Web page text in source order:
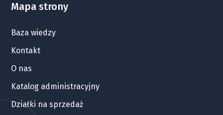
Mapa strony
Baza wiedzy
Kontakt
O nas
Katalog administracyjny
Działki na sprzedaż